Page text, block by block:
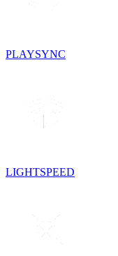
PLAYSYNC
LIGHTSPEED